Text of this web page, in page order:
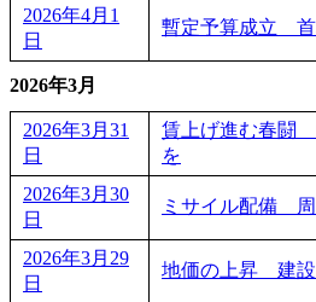
2026年4月1
日
暫定予算成立 首
2026年3月
2026年3月31
日
賃上げ進む春闘
を
2026年3月30
日
ミサイル配備 周
2026年3月29
日
地価の上昇 建設